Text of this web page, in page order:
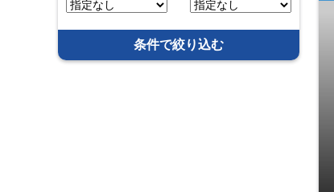
条件で絞り込む